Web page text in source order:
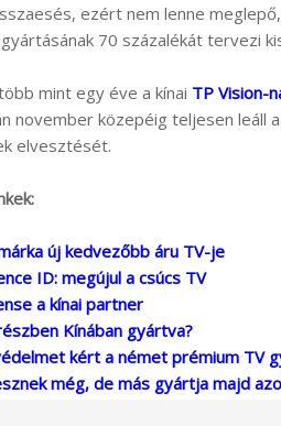
ezért nem lenne
70 százalékát tervezi
mint egy éve a kínai TP Vision-
november közepéig teljesen leáll
elvesztését.
új kedvezőbb áru TV-je
ID: megújul a csúcs TV
a kínai partner
Kínában gyártva?
kért a német prémium TV
még, de más gyártja majd